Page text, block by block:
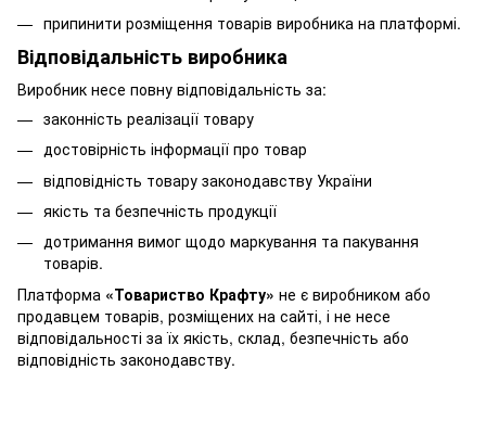
припинити розміщення товарів виробника на платформі.
Відповідальність виробника
Виробник несе повну відповідальність за:
законність реалізації товару
достовірність інформації про товар
відповідність товару законодавству України
якість та безпечність продукції
дотримання вимог щодо маркування та пакування
товарів.
Платформа «Товариство Крафту» не є виробником або
продавцем товарів, розміщених на сайті, і не несе
відповідальності за їх якість, склад, безпечність або
відповідність законодавству.